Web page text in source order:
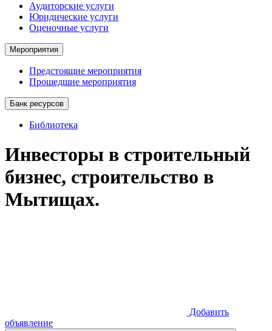
Аудиторские услуги
Юридические услуги
Оценочные услуги
Мероприятия
Предстоящие мероприятия
Прошедшие мероприятия
Банк ресурсов
Библиотека
Инвесторы в строительный
бизнес, строительство в
Мытищах.
Добавить
объявление